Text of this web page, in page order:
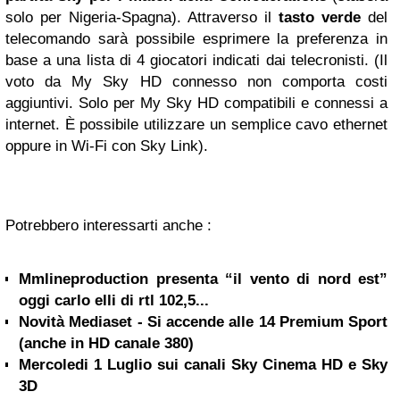
solo per Nigeria-Spagna). Attraverso il tasto verde del
telecomando sarà possibile esprimere la preferenza in
base a una lista di 4 giocatori indicati dai telecronisti. (Il
voto da My Sky HD connesso non comporta costi
aggiuntivi. Solo per My Sky HD compatibili e connessi a
internet. È possibile utilizzare un semplice cavo ethernet
oppure in Wi-Fi con Sky Link).
Potrebbero interessarti anche :
Mmlineproduction presenta “il vento di nord est”
oggi carlo elli di rtl 102,5...
Novità Mediaset - Si accende alle 14 Premium Sport
(anche in HD canale 380)
Mercoledi 1 Luglio sui canali Sky Cinema HD e Sky
3D